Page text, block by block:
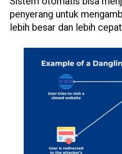
penyerang untuk
lebih besar dan lebih